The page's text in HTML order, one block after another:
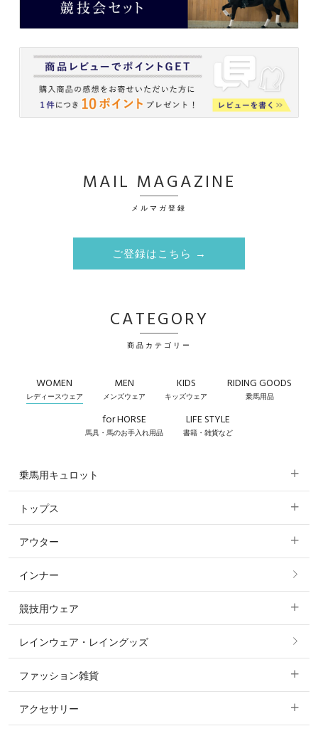
MAIL MAGAZINE
メルマガ登録
ご登録はこちら →
CATEGORY
商品カテゴリー
WOMEN
レディースウェア
MEN
メンズウェア
KIDS
キッズウェア
RIDING GOODS
乗馬用品
for HORSE
馬具・馬のお手入れ用品
LIFE STYLE
書籍・雑貨など
乗馬用キュロット
すべてのキュロット
フルグリップ・尻革 キュロット
ニーグリップ・膝革 キュロット
トップス
すべてのトップス
ポロシャツ
カットソー・Tシャツ・タンクトップ
ニット・セーター
アウター
すべてのアウター
コート
ジャケット・ブルゾン
インナー
競技用ウェア
すべての競技用ウェア
ショージャケット
ショーシャツ
レインウェア・レイングッズ
ファッション雑貨
すべてのファッション雑貨
アクセサリー